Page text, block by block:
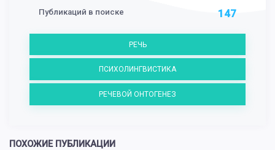
Публикаций в поиске 147
РЕЧЬ
ПСИХОЛИНГВИСТИКА
РЕЧЕВОЙ ОНТОГЕНЕЗ
ПОХОЖИЕ ПУБЛИКАЦИИ